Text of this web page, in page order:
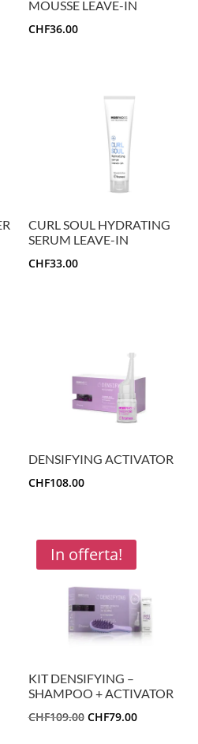
MOUSSE LEAVE-IN
CHF36.00
CURL SOUL HYDRATING
SERUM LEAVE-IN
CHF33.00
DENSIFYING ACTIVATOR
CHF108.00
In offerta!
KIT DENSIFYING –
SHAMPOO + ACTIVATOR
CHF109.00 IL
CHF79.00IL